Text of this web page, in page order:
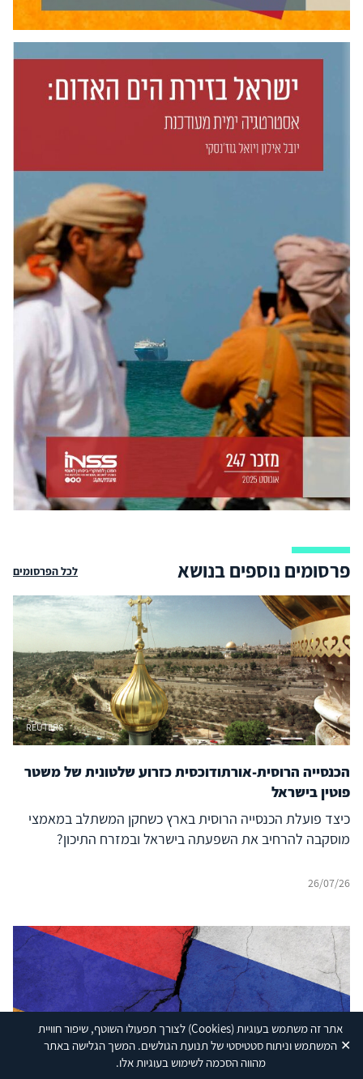
אתר זה משתמש בעוגיות(Cookies) לצורך תפעולו השוטף, שיפור חוויית
המשתמש וניתוח סטטיסטי של תנועת הגולשים. המשך הגלישה באתר
מהווה הסכמה לשימוש בעוגיות אלו.
✕
פרסומים נוספים בנושא לכל הפרסומים
REUTERS
הכנסייה הרוסית-אורתודוכסית כזרוע שלטונית של משטר
פוטין בישראל
כיצד פועלת הכנסייה הרוסית בארץ כשחקן המשתלב במאמצי
מוסקבה להרחיב את השפעתה בישראל ובמזרח התיכון?
26/07/26